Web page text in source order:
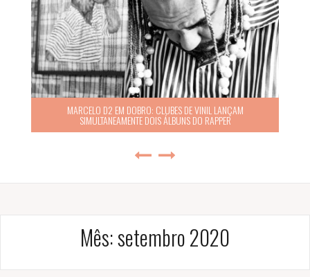
SURRA: FALHA CRÍTICA E O “TILT” DA
COM O BATERISTA VICTOR
Mês:setembro 2020